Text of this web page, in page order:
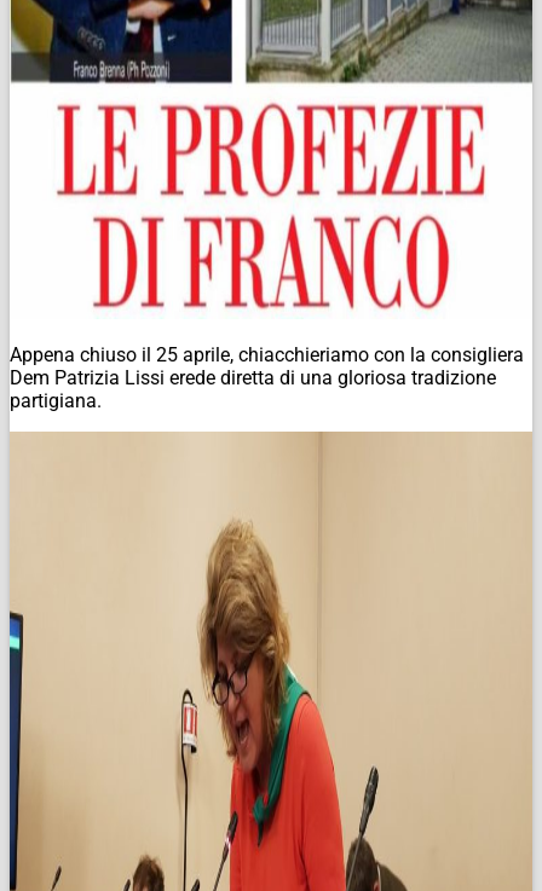
Appena chiuso il 25 aprile, chiacchieriamo con la consigliera
Dem Patrizia Lissi erede diretta di una gloriosa tradizione
partigiana.